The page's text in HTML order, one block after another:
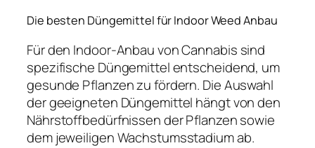
Die besten Düngemittel für Indoor Weed Anbau
Für den Indoor-Anbau von Cannabis sind
spezifische Düngemittel entscheidend, um
gesunde Pflanzen zu fördern. Die Auswahl
der geeigneten Düngemittel hängt von den
Nährstoffbedürfnissen der Pflanzen sowie
dem jeweiligen Wachstumsstadium ab.